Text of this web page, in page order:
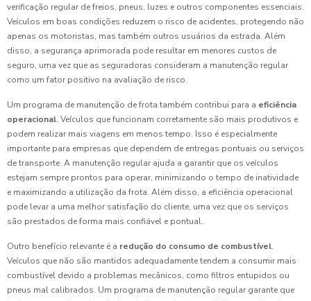
verificação regular de freios, pneus, luzes e outros componentes essenciais.
Veículos em boas condições reduzem o risco de acidentes, protegendo não
apenas os motoristas, mas também outros usuários da estrada. Além
disso, a segurança aprimorada pode resultar em menores custos de
seguro, uma vez que as seguradoras consideram a manutenção regular
como um fator positivo na avaliação de risco.
Um programa de manutenção de frota também contribui para a eficiência
operacional. Veículos que funcionam corretamente são mais produtivos e
podem realizar mais viagens em menos tempo. Isso é especialmente
importante para empresas que dependem de entregas pontuais ou serviços
de transporte. A manutenção regular ajuda a garantir que os veículos
estejam sempre prontos para operar, minimizando o tempo de inatividade
e maximizando a utilização da frota. Além disso, a eficiência operacional
pode levar a uma melhor satisfação do cliente, uma vez que os serviços
são prestados de forma mais confiável e pontual.
Outro benefício relevante é a redução do consumo de combustível.
Veículos que não são mantidos adequadamente tendem a consumir mais
combustível devido a problemas mecânicos, como filtros entupidos ou
pneus mal calibrados. Um programa de manutenção regular garante que